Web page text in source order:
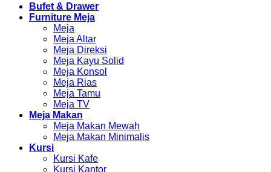
Bufet & Drawer
Furniture Meja
Meja
Meja Altar
Meja Direksi
Meja Kayu Solid
Meja Konsol
Meja Rias
Meja Tamu
Meja TV
Meja Makan
Meja Makan Mewah
Meja Makan Minimalis
Kursi
Kursi Kafe
Kursi Kantor